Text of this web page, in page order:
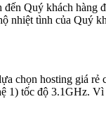
Quý khách
nhiệt tình của Quý
chọn hosting giá
1) tốc độ 3.1GHz.